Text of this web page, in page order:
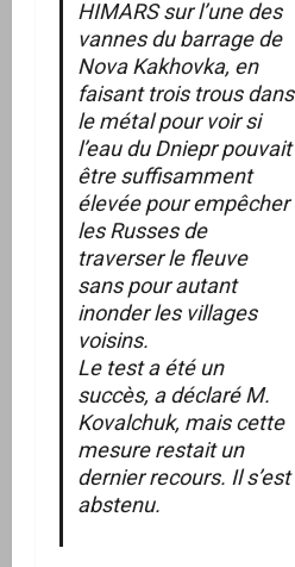
HIMARS sur l’une des
vannes du barrage de
Nova Kakhovka, en
faisant trois trous dans
le métal pour voir si
l’eau du Dniepr pouvait
être suffisamment
élevée pour empêcher
les Russes de
traverser le fleuve
sans pour autant
inonder les villages
voisins.
Le test a été un
succès, a déclaré M.
Kovalchuk, mais cette
mesure restait un
dernier recours. Il s’est
abstenu.